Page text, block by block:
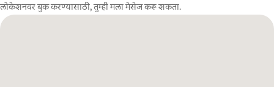
लोकेशनवर बुक करण्यासाठी, तुम्ही मला मेसेज करू शकता.